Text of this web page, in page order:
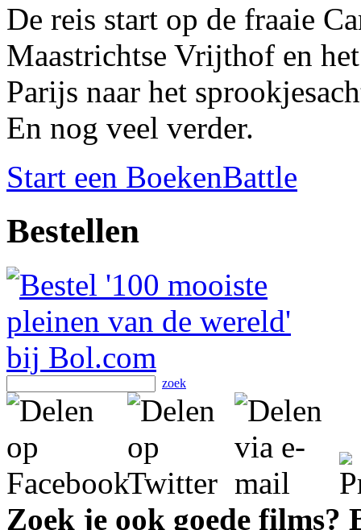
De reis start op de fraaie
Maastrichtse Vrijthof en
Parijs naar het
En nog veel verder.
Start een BoekenBattle
Bestellen
zoek
Zoek je ook goede films?